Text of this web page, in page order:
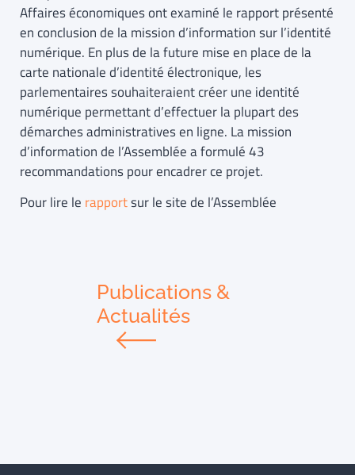
Affaires économiques ont examiné le rapport présenté
en conclusion de la mission d’information sur l’identité
numérique. En plus de la future mise en place de la
carte nationale d’identité électronique, les
parlementaires souhaiteraient créer une identité
numérique permettant d’effectuer la plupart des
démarches administratives en ligne. La mission
d’information de l’Assemblée a formulé 43
recommandations pour encadrer ce projet.
Pour lire le rapportsur le site de l’Assemblée
Publications &
Actualités